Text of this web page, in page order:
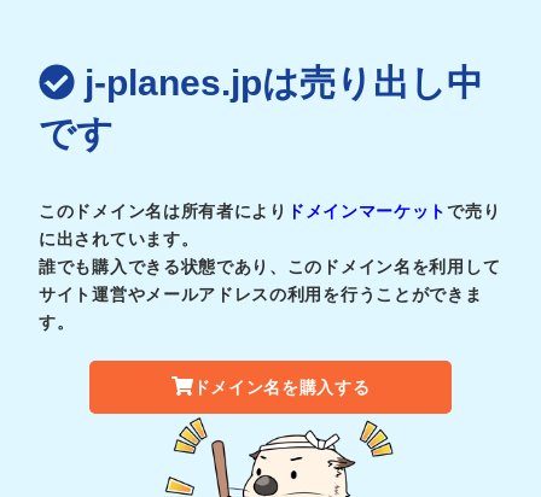
j-planes.jpは売り出し中
です
このドメイン名は所有者により ドメインマーケットで売り
に出されています。
誰でも購入できる状態であり、このドメイン名を利用して
サイト運営やメールアドレスの利用を行うことができま
す。
ドメイン名を購入する